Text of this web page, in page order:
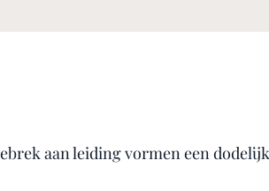
aan leiding vormen een